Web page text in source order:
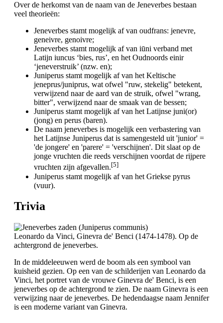
Over de herkomst van de naam van de Jeneverbes bestaan
veel theorieën:
Jeneverbes stamt mogelijk af van oudfrans: jenevre,
geneivre, genoivre;
Jeneverbes stamt mogelijk af van iūni verband met
Latijn iuncus ‘bies, rus’, en het Oudnoords einir
‘jeneverstruik’ (nzw. en);
Juniperus stamt mogelijk af van het Keltische
jeneprus/juniprus, wat ofwel "ruw, stekelig" betekent,
verwijzend naar de aard van de struik, ofwel "wrang,
bitter", verwijzend naar de smaak van de bessen;
Juniperus stamt mogelijk af van het Latijnse juni(or)
(jong) en perus (baren).
De naam jeneverbes is mogelijk een verbastering van
het Latijnse Juniperus dat is samengesteld uit 'junior' =
'de jongere' en 'parere' = 'verschijnen'. Dit slaat op de
jonge vruchten die reeds verschijnen voordat de rijpere
vruchten zijn afgevallen.[5]
Juniperus stamt mogelijk af van het Griekse pyrus
(vuur).
Trivia
Leonardo da Vinci, Ginevra de' Benci (1474-1478). Op de
achtergrond de jeneverbes.
In de middeleeuwen werd de boom als een symbool van
kuisheid gezien. Op een van de schilderijen van Leonardo da
Vinci, het portret van de vrouwe Ginevra de' Benci, is een
jeneverbes op de achtergrond te zien. De naam Ginevra is een
verwijzing naar de jeneverbes. De hedendaagse naam Jennifer
is een moderne variant van Ginevra.